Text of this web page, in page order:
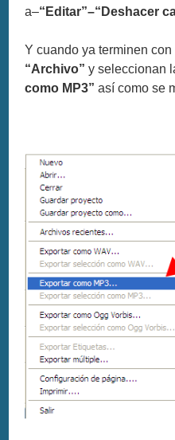
a–“Editar”–“Deshacer
Y cuando ya terminen
“Archivo” y seleccionan
como MP3” así como se